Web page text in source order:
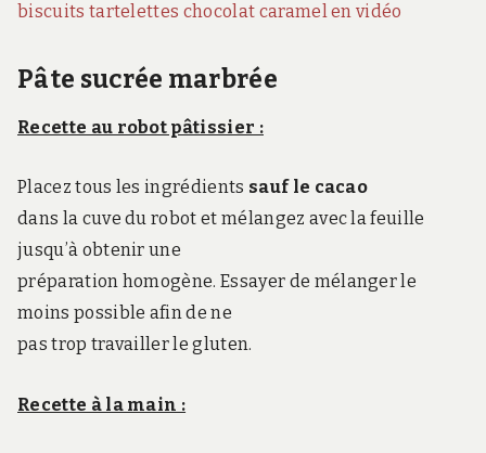
biscuits tartelettes chocolat caramel en vidéo
Pâte sucrée marbrée
Recette au robot pâtissier :
Placez tous les ingrédients sauf le cacao
dans la cuve du robot et mélangez avec la feuille
jusqu’à obtenir une
préparation homogène. Essayer de mélanger le
moins possible afin de ne
pas trop travailler le gluten.
Recette à la main :